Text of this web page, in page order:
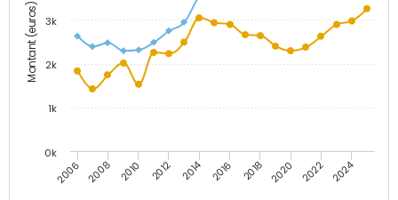
Montant (euros)
2006 2008 2010 2012 2014 2016 2018 2020 2022 2024
0k
1k
2k
3k